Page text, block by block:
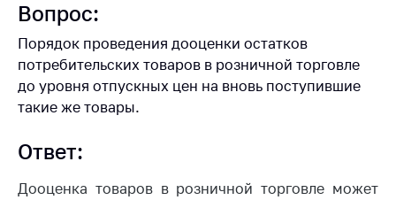
Соискателям
Награждения
Белорусская
универсальная
Общественная
жизнь
Вопрос:
Порядок проведения дооценки остатков
потребительских товаров в розничной торговле
до уровня отпускных цен на вновь поступившие
такие же товары.
Ответ:
Дооценка товаров в розничной торговле может